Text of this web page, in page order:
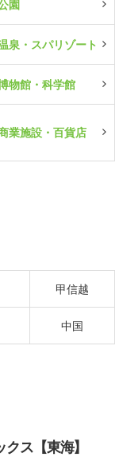
園
泉・スパリゾート
物館・科学館
業施設・百貨店
甲信越
中国
ス【東海】